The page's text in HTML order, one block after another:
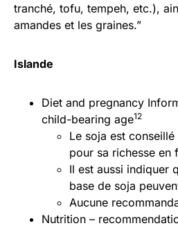
tranché, tofu, tempeh, etc.),
amandes et les graines.”
Islande
Diet and pregnancy
child-bearing age12
Le soja est
pour sa richesse en
Il est aussi indiquer
base de soja
Aucune
Nutrition –